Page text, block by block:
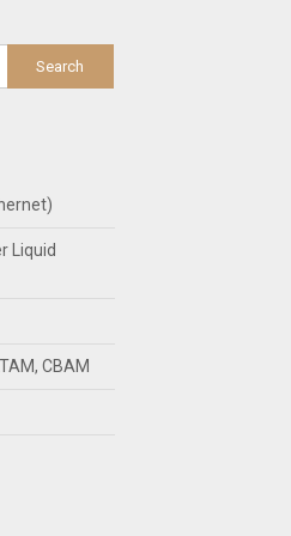
Liquid
CBAM